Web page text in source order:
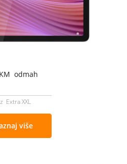
KM odmah
Extra XXL
više